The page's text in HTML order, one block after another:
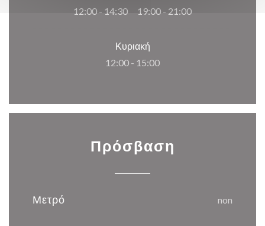
12:00 - 14:30
19:00 - 21:00
Κυριακή
12:00 - 15:00
Πρόσβαση
Μετρό non